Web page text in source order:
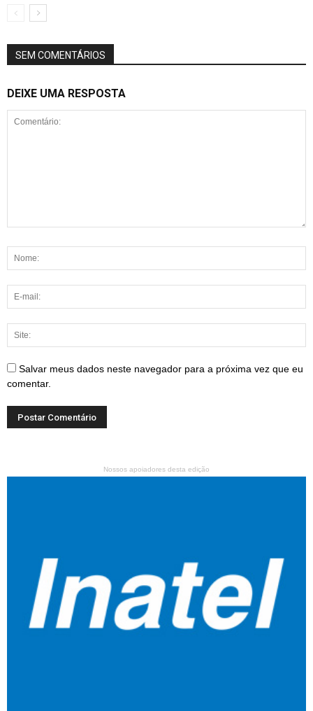
SEM COMENTÁRIOS
DEIXE UMA RESPOSTA
Salvar meus dados neste navegador para a próxima vez que eu
comentar.
Nossos apoiadores desta edição